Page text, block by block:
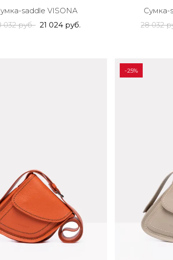
saddle VISONA
032 руб. 21 024 руб.
Сумка-
28 032
-25%